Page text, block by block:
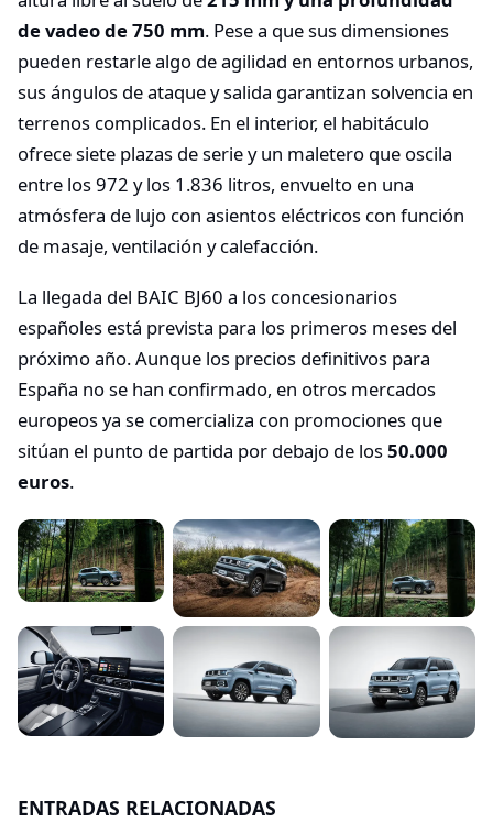
de vadeo de 750 mm. Pese a que sus dimensiones
pueden restarle algo de agilidad en entornos urbanos,
sus ángulos de ataque y salida garantizan solvencia en
terrenos complicados. En el interior, el habitáculo
ofrece siete plazas de serie y un maletero que oscila
entre los 972 y los 1.836 litros, envuelto en una
atmósfera de lujo con asientos eléctricos con función
de masaje, ventilación y calefacción.
La llegada del BAIC BJ60 a los concesionarios
españoles está prevista para los primeros meses del
próximo año. Aunque los precios definitivos para
España no se han confirmado, en otros mercados
europeos ya se comercializa con promociones que
sitúan el punto de partida por debajo de los50.000
euros.
ENTRADAS RELACIONADAS